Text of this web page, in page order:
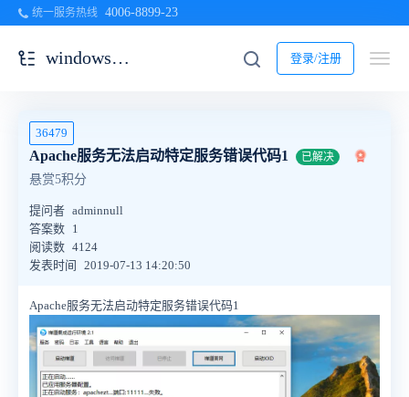
统一服务热线 4006-8899-23
登录/注册
windows一键安装包
36479
Apache服务无法启动特定服务错误代码1 已解决
悬赏5积分
提问者 adminnull
答案数 1
阅读数 4124
发表时间
2019-07-13 14:20:50
Apache服务无法启动特定服务错误代码1